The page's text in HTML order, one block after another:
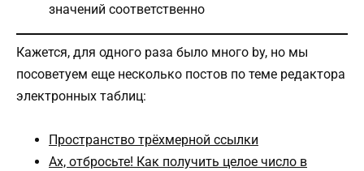
значений соответственно
Кажется, для одного раза было много by, но мы
посоветуем еще несколько постов по теме редактора
электронных таблиц:
Пространство трёхмерной ссылки
Ах, отбросьте! Как получить целое число в